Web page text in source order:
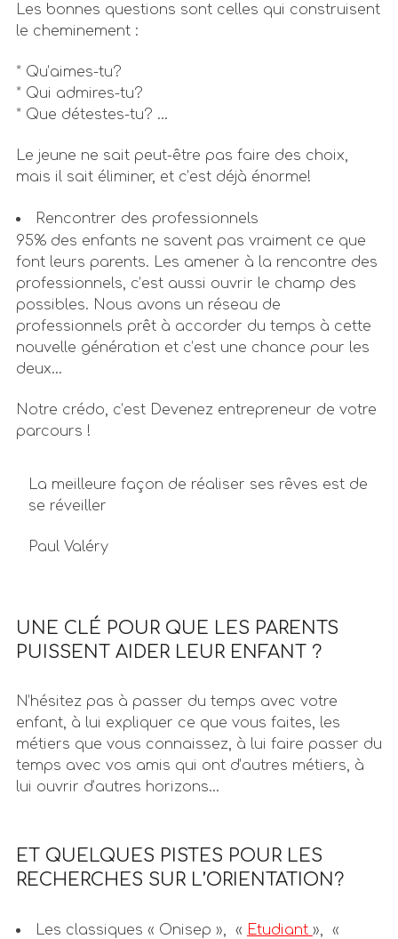
Les bonnes questions sont celles qui construisent
le cheminement :
* Qu’aimes-tu?
* Qui admires-tu?
* Que détestes-tu? …
Le jeune ne sait peut-être pas faire des choix,
mais il sait éliminer, et c’est déjà énorme!
Rencontrer des professionnels
95% des enfants ne savent pas vraiment ce que
font leurs parents. Les amener à la rencontre des
professionnels, c’est aussi ouvrir le champ des
possibles. Nous avons un réseau de
professionnels prêt à accorder du temps à cette
nouvelle génération et c’est une chance pour les
deux…
Notre crédo, c’est Devenez entrepreneur de votre
parcours !
La meilleure façon de réaliser ses rêves est de
se réveiller
Paul Valéry
UNE CLÉ POUR QUE LES PARENTS
PUISSENT AIDER LEUR ENFANT ?
N’hésitez pas à passer du temps avec votre
enfant, à lui expliquer ce que vous faites, les
métiers que vous connaissez, à lui faire passer du
temps avec vos amis qui ont d’autres métiers, à
lui ouvrir d’autres horizons…
ET QUELQUES PISTES POUR LES
RECHERCHES SUR L’ORIENTATION?
Les classiques « Onisep », « Etudiant », «